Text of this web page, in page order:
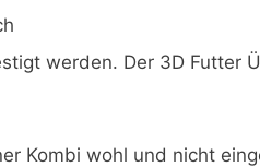
werden. Der 3D Futter
Kombi wohl und nicht